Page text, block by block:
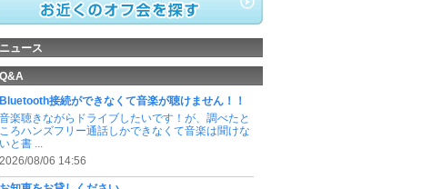
ニュース
Q&A
Bluetooth接続ができなくて音楽が聴けません！！
音楽聴きながらドライブしたいです！が、調べたと
ころハンズフリー通話しかできなくて音楽は聞けな
いと書 ...
2026/08/06 14:56